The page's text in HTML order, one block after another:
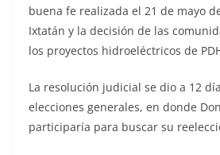
buena fe realizada el 21 de mayo
Ixtatán y la decisión de las
los proyectos hidroeléctricos de
La resolución judicial se dio a 12
elecciones generales, en donde
participaría para buscar su